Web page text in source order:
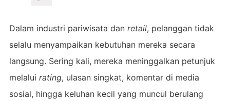
Dalam industri pariwisata dan retail, pelanggan tidak
selalu menyampaikan kebutuhan mereka secara
langsung. Sering kali, mereka meninggalkan petunjuk
melalui rating, ulasan singkat, komentar di media
sosial, hingga keluhan kecil yang muncul berulang